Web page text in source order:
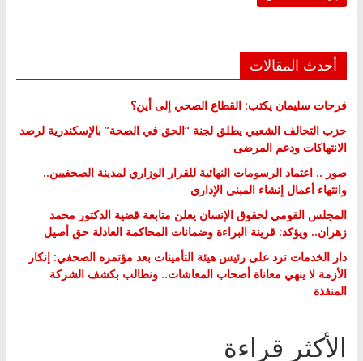
أحدث المقالات
فرحات سليمان يكتب: القطاع الصحي إلى أين؟
حزب التحالف الشعبي يطلق لجنة “الحق في الصحة” بالإسكندرية لرصد
الانتهاكات ودعم المرضى
صور .. اعتماد الرسومات النهائية للقرار الوزاري لمدينة الصحفيين..
وانتهاء أعمال إنشاء المبنى الإداري
المجلس القومي لحقوق الإنسان يعلن متابعة قضية الدكتور محمد
زهران.. ويؤكد: قرينة البراءة وضمانات المحاكمة العادلة حق أصيل
دار الخدمات ترد على رئيس هيئة التأمينات بعد مؤتمره الصحفي: إنكار
الأزمة لا ينهي معاناة أصحاب المعاشات.. ونطالب بكشف الشركة
المنفذة
الأكثر قراءة